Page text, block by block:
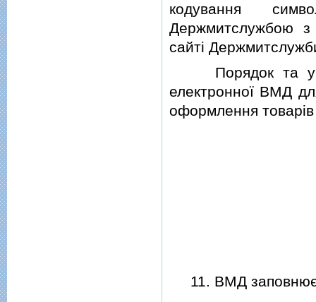
кодування
Держмитслужбою з
сайтi
Порядок та
електронної ВМД
оформлення
11. ВМД